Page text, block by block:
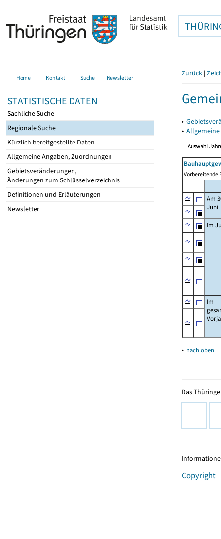
Home Kontakt Suche Newsletter
STATISTISCHE DATEN
Sachliche Suche
Regionale Suche
Kürzlich bereitgestellte Daten
Allgemeine Angaben, Zuordnungen
Gebietsveränderungen,
Änderungen zum Schlüsselverzeichnis
Definitionen und Erläuterungen
Newsletter
Zurück |
▸
▸
Vorbereitende
Am
Juni
Im
Im
▴ nach oben
Das
Copyright